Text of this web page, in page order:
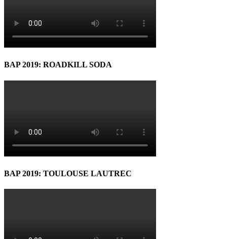
BAP 2019: ROADKILL SODA
BAP 2019: TOULOUSE LAUTREC